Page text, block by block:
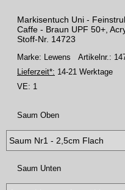
Markisentuch Uni -
Caffe - Braun UPF 50+,
Stoff-Nr. 14723
Marke: Lewens Artikelnr.:
Lieferzeit*: 14-21 Werktage
VE: 1
Saum Oben
Saum Unten